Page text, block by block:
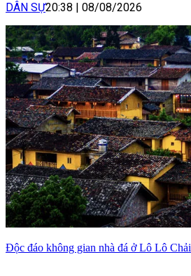
DÂN SỰ20:38 08/08/2026
Độc đáo không gian nhà đá ở Lô Lô Chải